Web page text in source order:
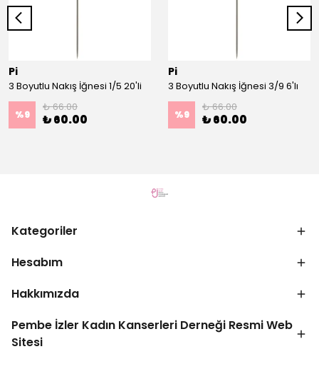
Pi
3 Boyutlu Nakış İğnesi 1/5 20'li
%9
₺ 66.00
₺ 60.00
Pi
3 Boyutlu Nakış İğnesi 3/9 6'lı
%9
₺ 66.00
₺ 60.00
Kategoriler
Hesabım
Hakkımızda
Pembe İzler Kadın Kanserleri Derneği Resmi Web
Sitesi